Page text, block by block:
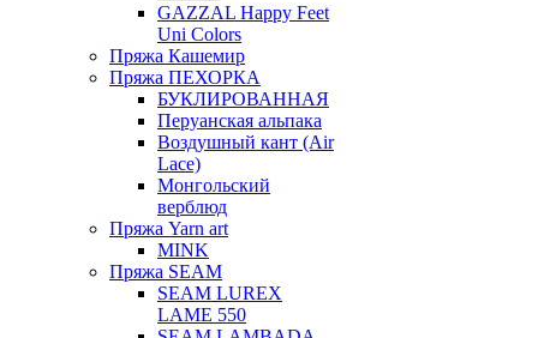
GAZZAL Happy Feet
Uni Colors
Пряжа Кашемир
Пряжа ПЕХОРКА
БУКЛИРОВАННАЯ
Перуанская альпака
Воздушный кант (Air
Lace)
Монгольский
верблюд
Пряжа Yarn art
MINK
Пряжа SEAM
SEAM LUREX
LAME 550